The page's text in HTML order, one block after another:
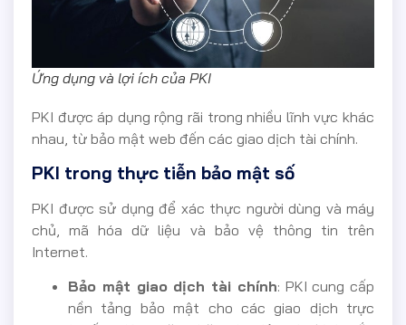
Ứng dụng và lợi ích của PKI
PKI được áp dụng rộng rãi trong nhiều lĩnh vực khác
nhau, từ bảo mật web đến các giao dịch tài chính.
PKI trong thực tiễn bảo mật số
PKI được sử dụng để xác thực người dùng và máy
chủ, mã hóa dữ liệu và bảo vệ thông tin trên
Internet.
Bảo mật giao dịch tài chính: PKI cung cấp
nền tảng bảo mật cho các giao dịch trực